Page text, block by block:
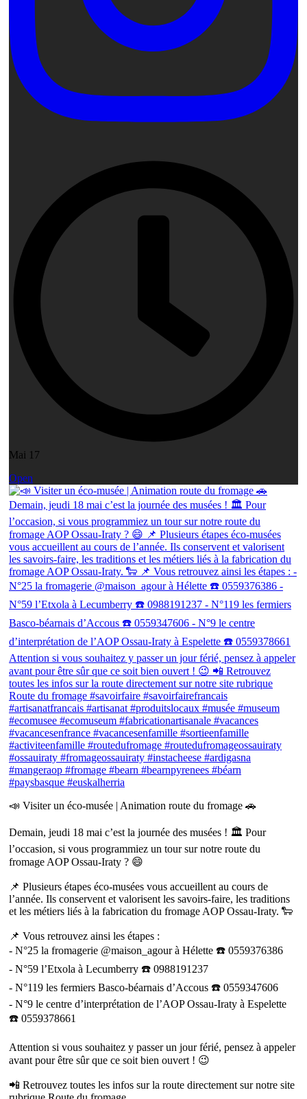
Mai 17
Open
📣 Visiter un éco-musée | Animation route du fromage 🚗
Demain, jeudi 18 mai c’est la journée des musées ! 🏛 Pour
l’occasion, si vous programmiez un tour sur notre route du
fromage AOP Ossau-Iraty ? 😄
📌 Plusieurs étapes éco-musées vous accueillent au cours de
l’année. Ils conservent et valorisent les savoirs-faire, les traditions
et les métiers liés à la fabrication du fromage AOP Ossau-Iraty. 🐑
📌 Vous retrouvez ainsi les étapes :
- N°25 la fromagerie @maison_agour à Hélette ☎️ 0559376386
- N°59 l’Etxola à Lecumberry ☎️ 0988191237
- N°119 les fermiers Basco-béarnais d’Accous ☎️ 0559347606
- N°9 le centre d’interprétation de l’AOP Ossau-Iraty à Espelette
☎️ 0559378661
Attention si vous souhaitez y passer un jour férié, pensez à appeler
avant pour être sûr que ce soit bien ouvert ! 😉
📲 Retrouvez toutes les infos sur la route directement sur notre site